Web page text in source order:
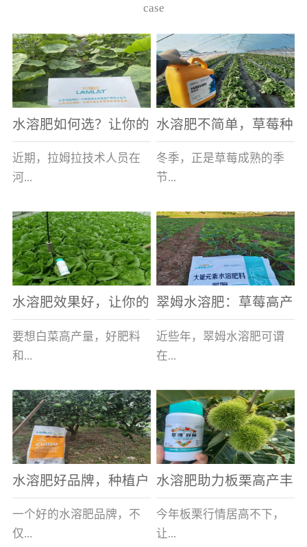
case
水溶肥如何选？让你的
老棚土好产量高
近期，拉姆拉技术人员在
河...
南走访时，发现当地许多
蔬菜产区，老棚数量占多
数，连年的重茬、土壤板
结等原因，导致土壤差，
作物根系...
水溶肥不简单，草莓种
植户指名要使用
冬季，正是草莓成熟的季
节...
，也是山东窦大哥开心的
时刻，从一大早接到收购
商的电话，就开始在草莓
大棚里忙碌。为什么窦大
哥家的草...
水溶肥效果好，让你的
白菜增产不是问题
要想白菜高产量，好肥料
和...
好的技术管理缺一不可，
相信广大白菜种植户们都
深有体会。今天就一起来
看看，什么样的水溶肥可
以让你的...
翠姆水溶肥：草莓高产
的好帮手
近些年，翠姆水溶肥可谓
在...
河北草莓区域话题不减，
不但在草莓上表现效果明
显，使用的种植户更是越
来越多。今天，借此机
会，一起来...
水溶肥好品牌，种植户
纷纷为“翠姆“点赞
一个好的水溶肥品牌，不
仅...
水溶肥助力板栗高产丰
产
今年板栗行情居高不下，
让...